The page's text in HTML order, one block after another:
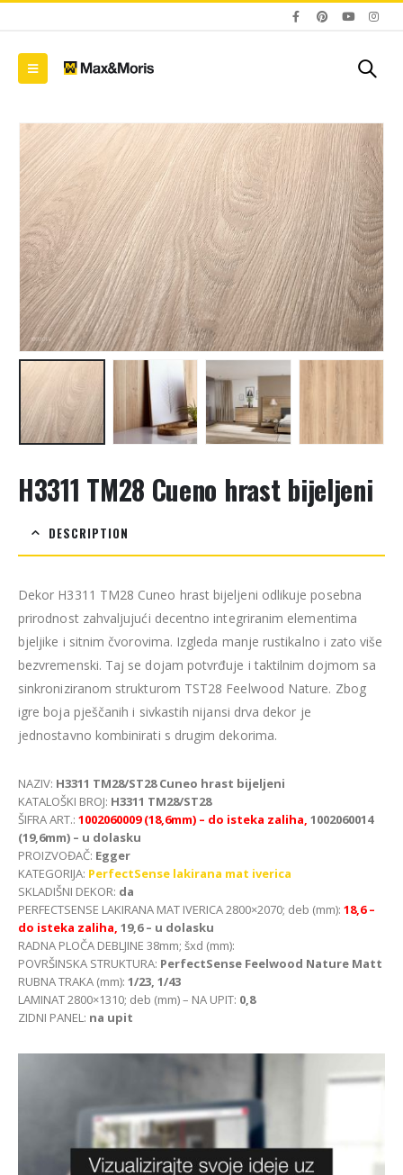
H3311 TM28 Cueno hrast bijeljeni
DESCRIPTION
Dekor H3311 TM28 Cuneo hrast bijeljeni odlikuje posebna
prirodnost zahvaljujući decentno integriranim elementima
bjeljike i sitnim čvorovima. Izgleda manje rustikalno i zato više
bezvremenski. Taj se dojam potvrđuje i taktilnim dojmom sa
sinkroniziranom strukturom TST28 Feelwood Nature. Zbog
igre boja pješčanih i sivkastih nijansi drva dekor je
jednostavno kombinirati s drugim dekorima.
NAZIV: H3311 TM28/ST28 Cuneo hrast bijeljeni
KATALOŠKI BROJ: H3311 TM28/ST28
ŠIFRA ART.: 1002060009(18,6mm) – do isteka zaliha, 1002060014
(19,6mm) – u dolasku
PROIZVOĐAČ: Egger
KATEGORIJA: PerfectSense lakirana mat iverica
SKLADIŠNI DEKOR: da
PERFECTSENSE LAKIRANA MAT IVERICA 2800×2070; deb (mm): 18,6 –
do isteka zaliha, 19,6 – u dolasku
RADNA PLOČA DEBLJINE 38mm; šxd (mm):
POVRŠINSKA STRUKTURA: PerfectSense Feelwood Nature Matt
RUBNA TRAKA (mm): 1/23, 1/43
LAMINAT 2800×1310; deb (mm) – NA UPIT: 0,8
ZIDNI PANEL: na upit